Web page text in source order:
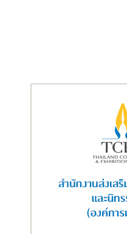
อนาคต
สำหรับผู้ที่สนใจเข้าชมหรือนำ
Everyroom U-
ปรับใช้ในการออกแบบรีโนเวท
สองธนาคารกสิกรไทย หรือคลิ
ที่ดีไซน์ วิลเลจ สาขาพุทธมณฑล
บุญถาวร ตั้งแต่วันนี้ – 31 ตุลา